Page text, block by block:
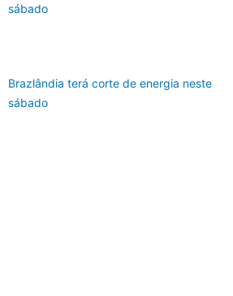
sábado
Brazlândia terá corte de energia neste
sábado